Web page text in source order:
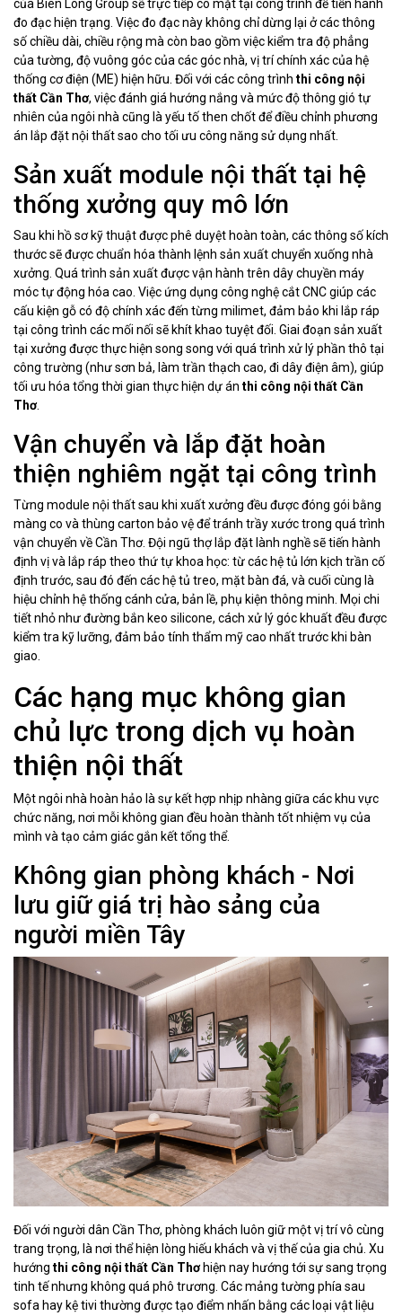
của Biên Long Group sẽ trực tiếp có mặt tại công trình để tiến hành
đo đạc hiện trạng. Việc đo đạc này không chỉ dừng lại ở các thông
số chiều dài, chiều rộng mà còn bao gồm việc kiểm tra độ phẳng
của tường, độ vuông góc của các góc nhà, vị trí chính xác của hệ
thống cơ điện (ME) hiện hữu. Đối với các công trình thi công nội
thất Cần Thơ, việc đánh giá hướng nắng và mức độ thông gió tự
nhiên của ngôi nhà cũng là yếu tố then chốt để điều chỉnh phương
án lắp đặt nội thất sao cho tối ưu công năng sử dụng nhất.
Sản xuất module nội thất tại hệ
thống xưởng quy mô lớn
Sau khi hồ sơ kỹ thuật được phê duyệt hoàn toàn, các thông số kích
thước sẽ được chuẩn hóa thành lệnh sản xuất chuyển xuống nhà
xưởng. Quá trình sản xuất được vận hành trên dây chuyền máy
móc tự động hóa cao. Việc ứng dụng công nghệ cắt CNC giúp các
cấu kiện gỗ có độ chính xác đến từng milimet, đảm bảo khi lắp ráp
tại công trình các mối nối sẽ khít khao tuyệt đối. Giai đoạn sản xuất
tại xưởng được thực hiện song song với quá trình xử lý phần thô tại
công trường (như sơn bả, làm trần thạch cao, đi dây điện âm), giúp
tối ưu hóa tổng thời gian thực hiện dự án thi công nội thất Cần
Thơ.
Vận chuyển và lắp đặt hoàn
thiện nghiêm ngặt tại công trình
Từng module nội thất sau khi xuất xưởng đều được đóng gói bằng
màng co và thùng carton bảo vệ để tránh trầy xước trong quá trình
vận chuyển về Cần Thơ. Đội ngũ thợ lắp đặt lành nghề sẽ tiến hành
định vị và lắp ráp theo thứ tự khoa học: từ các hệ tủ lớn kịch trần cố
định trước, sau đó đến các hệ tủ treo, mặt bàn đá, và cuối cùng là
hiệu chỉnh hệ thống cánh cửa, bản lề, phụ kiện thông minh. Mọi chi
tiết nhỏ như đường bắn keo silicone, cách xử lý góc khuất đều được
kiểm tra kỹ lưỡng, đảm bảo tính thẩm mỹ cao nhất trước khi bàn
giao.
Các hạng mục không gian
chủ lực trong dịch vụ hoàn
thiện nội thất
Một ngôi nhà hoàn hảo là sự kết hợp nhịp nhàng giữa các khu vực
chức năng, nơi mỗi không gian đều hoàn thành tốt nhiệm vụ của
mình và tạo cảm giác gắn kết tổng thể.
Không gian phòng khách - Nơi
lưu giữ giá trị hào sảng của
người miền Tây
Đối với người dân Cần Thơ, phòng khách luôn giữ một vị trí vô cùng
trang trọng, là nơi thể hiện lòng hiếu khách và vị thế của gia chủ. Xu
hướng thi công nội thất Cần Thơhiện nay hướng tới sự sang trọng
tinh tế nhưng không quá phô trương. Các mảng tường phía sau
sofa hay kệ tivi thường được tạo điểm nhấn bằng các loại vật liệu